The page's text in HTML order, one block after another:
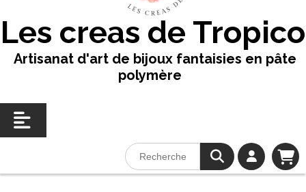
Les creas de Tropico
Artisanat d'art de bijoux fantaisies en pâte
polymère